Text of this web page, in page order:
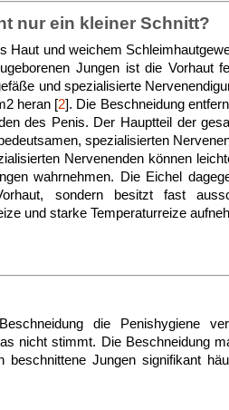
nur ein kleiner Schnitt?
Haut und weichem
Jungen ist die Vorhaut
und spezialisierte
heran [2]. Die Beschneidung
des Penis. Der Hauptteil der
spezialisierten
Nervenenden können
wahrnehmen. Die Eichel
sondern besitzt fast
und starke Temperaturreize
die Penishygiene
nicht stimmt. Die Beschneidung
beschnittene Jungen signifikant